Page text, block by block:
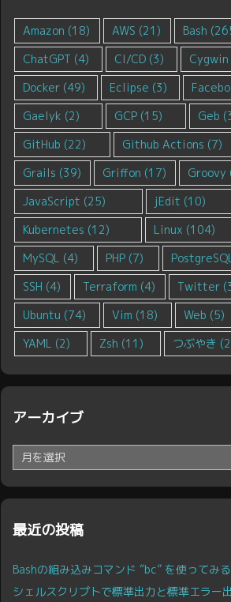
Amazon (18) AWS (21) Bash
ChatGPT (4) CI/CD (3) Cygwin
Docker (49) Eclipse (3)
Gaelyk (2) GCP (15) Geb
GitHub (22) Github Actions (7)
Grails (39) Griffon (17) Groovy
JavaScript (25) jEdit (10)
Kubernetes (12) Linux (104)
MySQL (4) PHP(7)
SSH (4) Terraform (4) Twitter
Ubuntu (74) Vim (18) Web (5)
YAML (2) Zsh (11) つぶやき
アーカイブ
ー
カ
イ
最近の投稿
Bashの組み込みコマンド “bc” を使ってみる
シェルスクリプトで標準出力と標準エラー